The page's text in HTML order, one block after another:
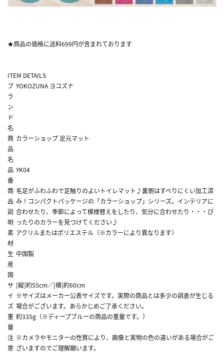
★商品の価格に送料699円が含まれております
ITEM DETAILS
ブ
ラ
ン
ド
名
YOKOZUNA ヨコズナ
商
品
名
カラーショップ 足元マット
品
番
YK04
商
品
説
明
毛足がふわふわで足触りのよいトイレマット♪裏側はすべりにくい加工済
み！コンパクトパッケージの「カラーショップ」シリーズ。インテリアに
合わせたり、季節によって模様替えをしたり、気分に合わせたり・・・ぴ
ったりのカラーを見つけてください♪
素
材
アクリルまたはポリエステル（※カラーにより異なります）
生
産
国
中国製
サ
イ
ズ
[縦]約55cm／[横]約60cm
※サイズはメーカー公表サイズです。実際の商品とは多少の誤差が生じる
場合がございます。あらかじめご了承ください。
重
量
約335g（※ディープブルーの商品の重量です。）
注
意
※カメラやモニターの性質により、画像と実物の色の違いがある場合がご
ざいますのでご理解願います。